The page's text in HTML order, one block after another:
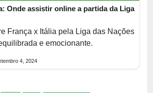
Onde assistir online a partida da Liga
França x Itália pela Liga das Nações
e emocionante.
4, 2024